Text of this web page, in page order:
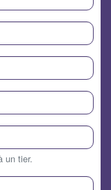
un tier.